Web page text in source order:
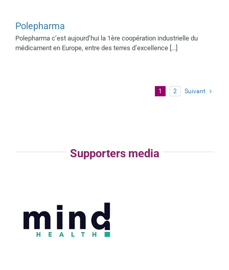
Polepharma
Polepharma c’est aujourd’hui la 1ère coopération industrielle du
médicament en Europe, entre des terres d’excellence [...]
1 2 Suivant
Supporters media